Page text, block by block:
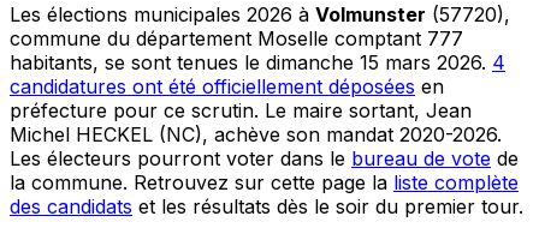
Les élections municipales 2026 à Volmunster (57720),
commune du département Moselle comptant 777
habitants, se sont tenues le dimanche 15 mars 2026. 4
candidatures ont été officiellement déposées en
préfecture pour ce scrutin. Le maire sortant, Jean
Michel HECKEL (NC), achève son mandat 2020-2026.
Les électeurs pourront voter dans le bureau de vote de
la commune. Retrouvez sur cette page la liste complète
des candidats et les résultats dès le soir du premier tour.